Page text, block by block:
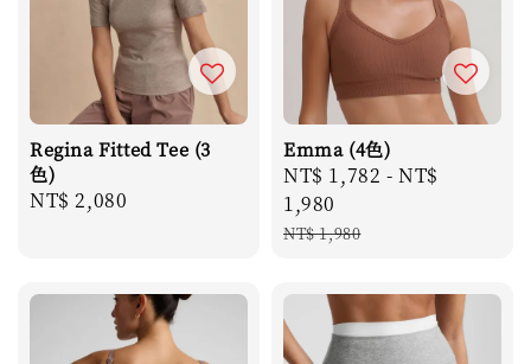
Regina Fitted Tee (3
色)
Regular
NT$ 2,080
Emma (4色)
Sale
price
NT$ 1,782 -NT$
1,980
Regular
NT$ 1,980